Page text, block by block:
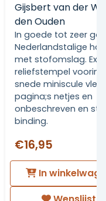
Gijsbert van der
den Ouden
In goede tot zeer
Nederlandstalige
met stofomslag. Ex
reliefstempel voorin.
snede miniscule
pagina;s netjes en
onbeschreven en
binding.
€16,95
In